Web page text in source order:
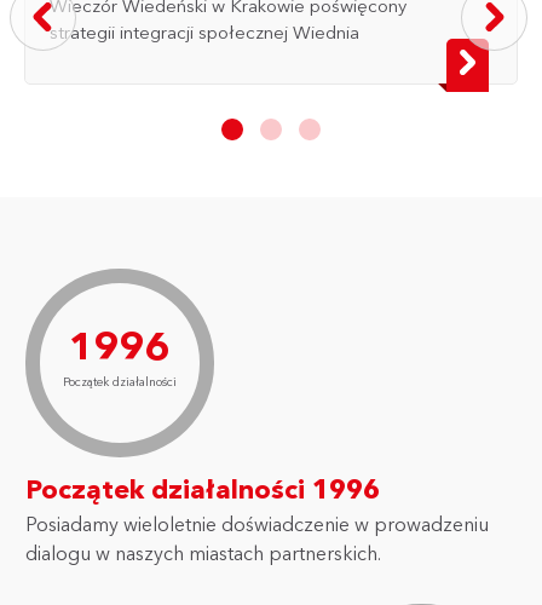
Wieczór Wiedeński w Krakowie poświęcony
strategii integracji społecznej Wiednia
1996
Początek działalności
Początek działalności 1996
Posiadamy wieloletnie doświadczenie w prowadzeniu
dialogu w naszych miastach partnerskich.